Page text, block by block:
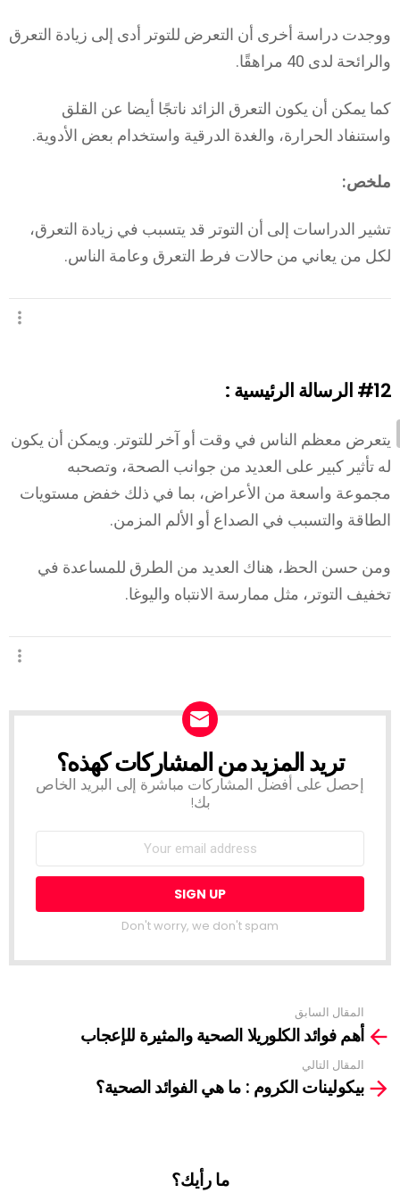
ووجدت دراسة أخرى أن التعرض للتوتر أدى إلى زيادة التعرق
والرائحة لدى 40 مراهقًا.
كما يمكن أن يكون التعرق الزائد ناتجًا أيضا عن القلق
واستنفاد الحرارة، والغدة الدرقية واستخدام بعض الأدوية.
ملخص:
تشير الدراسات إلى أن التوتر قد يتسبب في زيادة التعرق،
لكل من يعاني من حالات فرط التعرق وعامة الناس.
#12 الرسالة الرئيسية :
يتعرض معظم الناس في وقت أو آخر للتوتر. ويمكن أن يكون
له تأثير كبير على العديد من جوانب الصحة، وتصحبه
مجموعة واسعة من الأعراض، بما في ذلك خفض مستويات
الطاقة والتسبب في الصداع أو الألم المزمن.
ومن حسن الحظ، هناك العديد من الطرق للمساعدة في
تخفيف التوتر، مثل ممارسة الانتباه واليوغا.
NEWSLETTER
تريد المزيد من المشاركات كهذه؟
إحصل على أفضل المشاركات مباشرة إلى البريد الخاص
بك!
Don't worry, we don't spam
more
المقال السابق
أهم فوائد الكلوريلا الصحية والمثيرة للإعجاب
المقال التالي
بيكولينات الكروم : ما هي الفوائد الصحية؟
ما رأيك؟